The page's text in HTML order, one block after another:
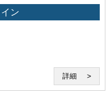
示を省略するとともに、利用
変、修正等をすることができ
ン
詳細